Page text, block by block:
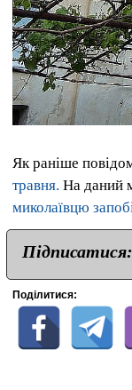
Як раніше
травня. На даний
миколаївцю
Підписатися:
Поділитися: